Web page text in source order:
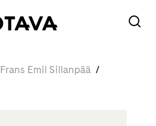
Frans Emil Sillanpää /